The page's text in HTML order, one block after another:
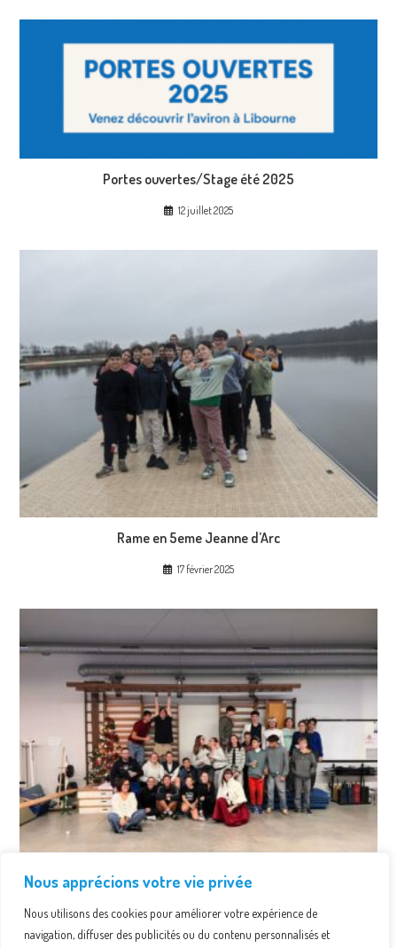
Nous apprécions votre vie privée
Nous utilisons des cookies pour améliorer votre expérience de
navigation, diffuser des publicités ou du contenu personnalisés et
Portes ouvertes/Stage été 2025
12 juillet 2025
Rame en 5eme Jeanne d’Arc
17 février 2025
Noël au CNL
30 décembre 2025